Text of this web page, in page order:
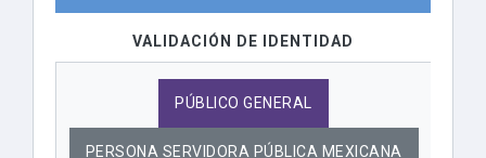
VALIDACIÓN DE IDENTIDAD
PÚBLICO GENERAL
PERSONA SERVIDORA PÚBLICA MEXICANA